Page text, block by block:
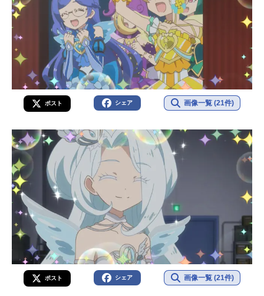
ポスト シェア 画像一覧 (21件)
ポスト シェア 画像一覧 (21件)